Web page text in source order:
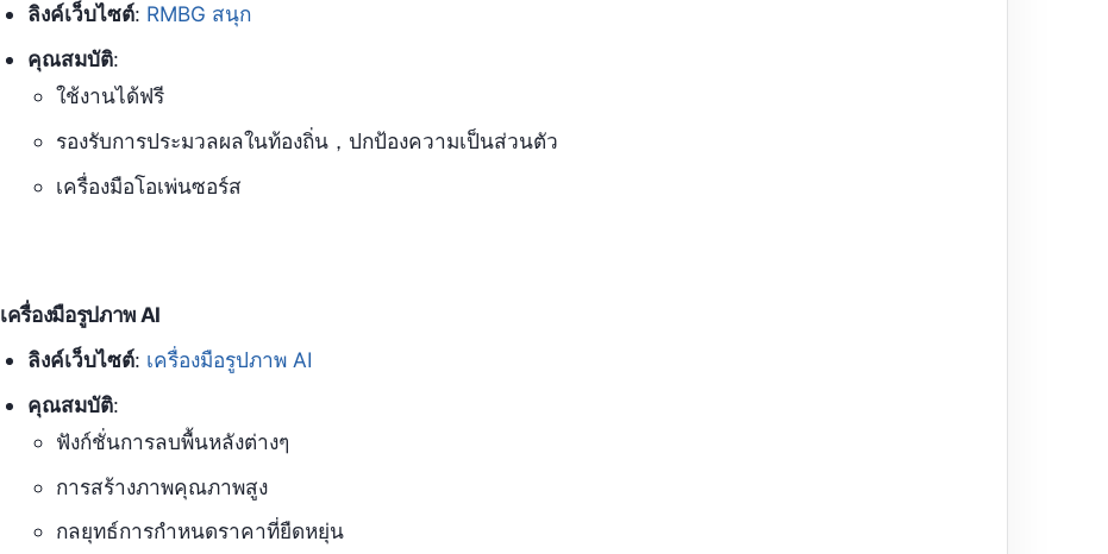
ลิงค์เว็บไซต์: RMBG สนุก
คุณสมบัติ:
ใช้งานได้ฟรี
รองรับการประมวลผลในท้องถิ่น，ปกป้องความเป็นส่วนตัว
เครื่องมือโอเพ่นซอร์ส
เครื่องมือรูปภาพ AI
ลิงค์เว็บไซต์: เครื่องมือรูปภาพ AI
คุณสมบัติ:
ฟังก์ชั่นการลบพื้นหลังต่างๆ
การสร้างภาพคุณภาพสูง
กลยุทธ์การกำหนดราคาที่ยืดหยุ่น